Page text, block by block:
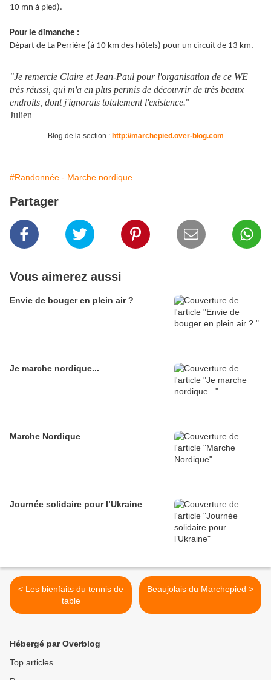
10 mn à pied).
Pour le dimanche :
Départ de La Perrière (à 10 km des hôtels) pour un circuit de 13 km.
"Je remercie Claire et Jean-Paul pour l'organisation de ce WE
très réussi, qui m'a en plus permis de découvrir de très beaux
endroits, dont j'ignorais totalement l'existence."
Julien
Blog de la section : http://marchepied.over-blog.com
#Randonnée - Marche nordique
Partager
Vous aimerez aussi
Envie de bouger en plein air ?
Je marche nordique...
Marche Nordique
Journée solidaire pour l’Ukraine
< Les bienfaits du tennis de
table
Beaujolais du Marchepied >
Hébergé par Overblog
Top articles